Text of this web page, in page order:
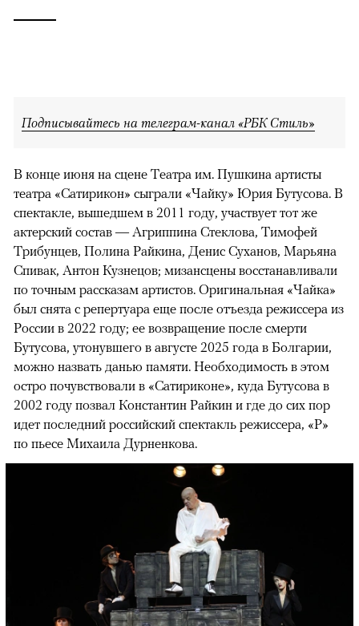
Подписывайтесь на телеграм-канал «РБК Стиль»
В конце июня на сцене Театра им. Пушкина артисты
театра «Сатирикон» сыграли «Чайку» Юрия Бутусова. В
спектакле, вышедшем в 2011 году, участвует тот же
актерский состав — Агриппина Стеклова, Тимофей
Трибунцев, Полина Райкина, Денис Суханов, Марьяна
Спивак, Антон Кузнецов; мизансцены восстанавливали
по точным рассказам артистов. Оригинальная «Чайка»
был снята с репертуара еще после отъезда режиссера из
России в 2022 году; ее возвращение после смерти
Бутусова, утонувшего в августе 2025 года в Болгарии,
можно назвать данью памяти. Необходимость в этом
остро почувствовали в «Сатириконе», куда Бутусова в
2002 году позвал Константин Райкин и где до сих пор
идет последний российский спектакль режиссера, «Р»
по пьесе Михаила Дурненкова.